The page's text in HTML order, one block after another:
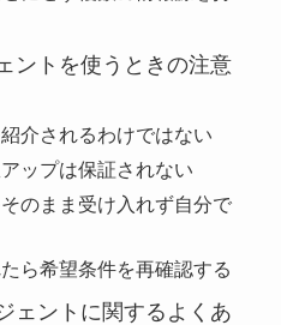
ントを使うときの注意
介されるわけではない
ップは保証されない
のまま受け入れず自分で
ら希望条件を再確認する
ェントに関するよくあ